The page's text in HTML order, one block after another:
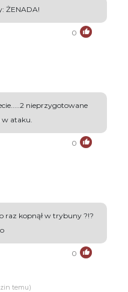
ŻENADA!
0
nieprzygotowane
ataku.
0
raz kopnął w trybuny ?!?
0
temu)